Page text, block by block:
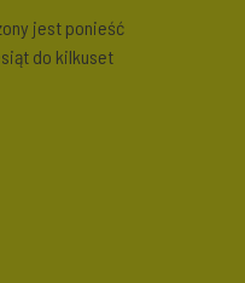
jest ponieść
do kilkuset